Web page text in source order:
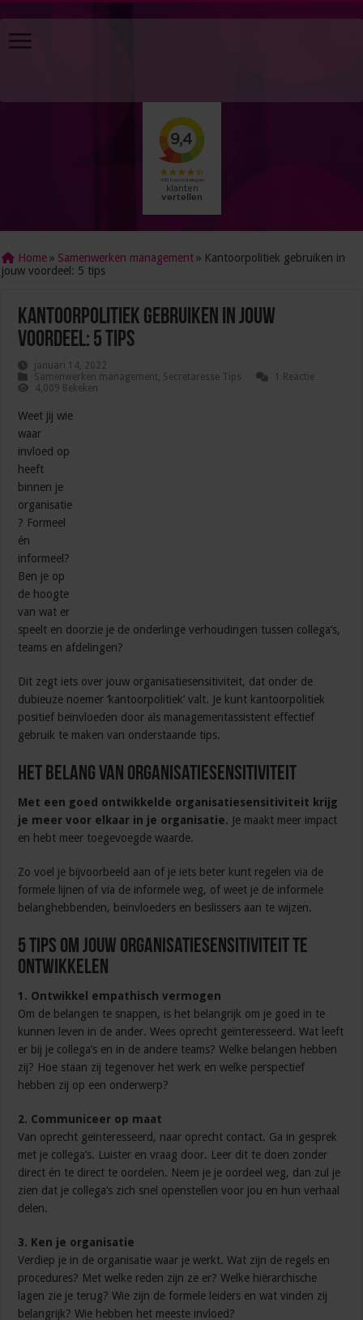
Home » Samenwerken management » Kantoorpolitiek gebruiken in
jouw voordeel: 5 tips
Kantoorpolitiek gebruiken in jouw
voordeel: 5 tips
januari 14, 2022
Samenwerken management, Secretaresse Tips
1 Reactie
4,009 Bekeken
Weet jij wie
waar
invloed op
heeft
binnen je
organisatie
? Formeel
én
informeel?
Ben je op
de hoogte
van wat er
speelt en doorzie je de onderlinge verhoudingen tussen collega’s,
teams en afdelingen?
Dit zegt iets over jouw organisatiesensitiviteit, dat onder de
dubieuze noemer ‘kantoorpolitiek’ valt. Je kunt kantoorpolitiek
positief beïnvloeden door als managementassistent effectief
gebruik te maken van onderstaande tips.
Het belang van organisatiesensitiviteit
Met een goed ontwikkelde organisatiesensitiviteit krijg
je meer voor elkaar in je organisatie. Je maakt meer impact
en hebt meer toegevoegde waarde.
Zo voel je bijvoorbeeld aan of je iets beter kunt regelen via de
formele lijnen of via de informele weg, of weet je de informele
belanghebbenden, beïnvloeders en beslissers aan te wijzen.
5 tips om jouw organisatiesensitiviteit te
ontwikkelen
1. Ontwikkel empathisch vermogen
Om de belangen te snappen, is het belangrijk om je goed in te
kunnen leven in de ander. Wees oprecht geïnteresseerd. Wat leeft
er bij je collega’s en in de andere teams? Welke belangen hebben
zij? Hoe staan zij tegenover het werk en welke perspectief
hebben zij op een onderwerp?
2. Communiceer op maat
Van oprecht geïnteresseerd, naar oprecht contact. Ga in gesprek
met je collega’s. Luister en vraag door. Leer dit te doen zonder
direct én te direct te oordelen. Neem je je oordeel weg, dan zul je
zien dat je collega’s zich snel openstellen voor jou en hun verhaal
delen.
3. Ken je organisatie
Verdiep je in de organisatie waar je werkt. Wat zijn de regels en
procedures? Met welke reden zijn ze er? Welke hiërarchische
lagen zie je terug? Wie zijn de formele leiders en wat vinden zij
belangrijk? Wie hebben het meeste invloed?